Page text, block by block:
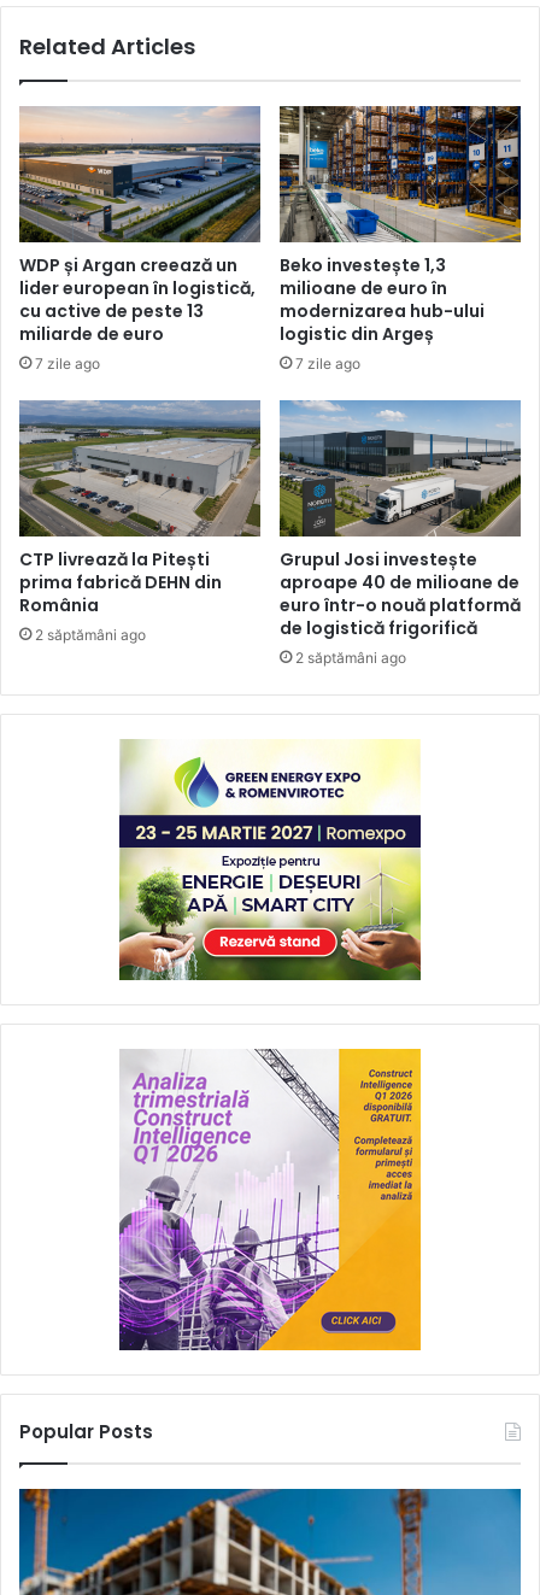
euro
Related Articles
WDP și Argan creează un
lider european în logistică,
cu active de peste 13
miliarde de euro
7 zile ago
Beko investește 1,3
milioane de euro în
modernizarea hub-ului
logistic din Argeș
7 zile ago
CTP livrează la Pitești
prima fabrică DEHN din
România
2 săptămâni ago
Grupul Josi investește
aproape 40 de milioane de
euro într-o nouă platformă
de logistică frigorifică
2 săptămâni ago
Popular Posts